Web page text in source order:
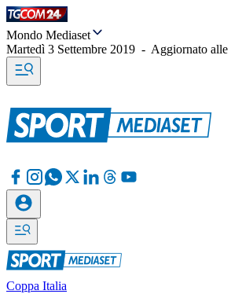
Mondo Mediaset
Martedì 3 Settembre 2019 - Aggiornato alle
Coppa Italia